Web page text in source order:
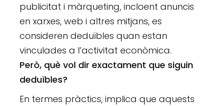
publicitat i màrqueting, incloent anuncis
en xarxes, web i altres mitjans, es
consideren deduïbles quan estan
vinculades a l’activitat econòmica.
Però, què vol dir exactament que siguin
deduïbles?
En termes pràctics, implica que aquests